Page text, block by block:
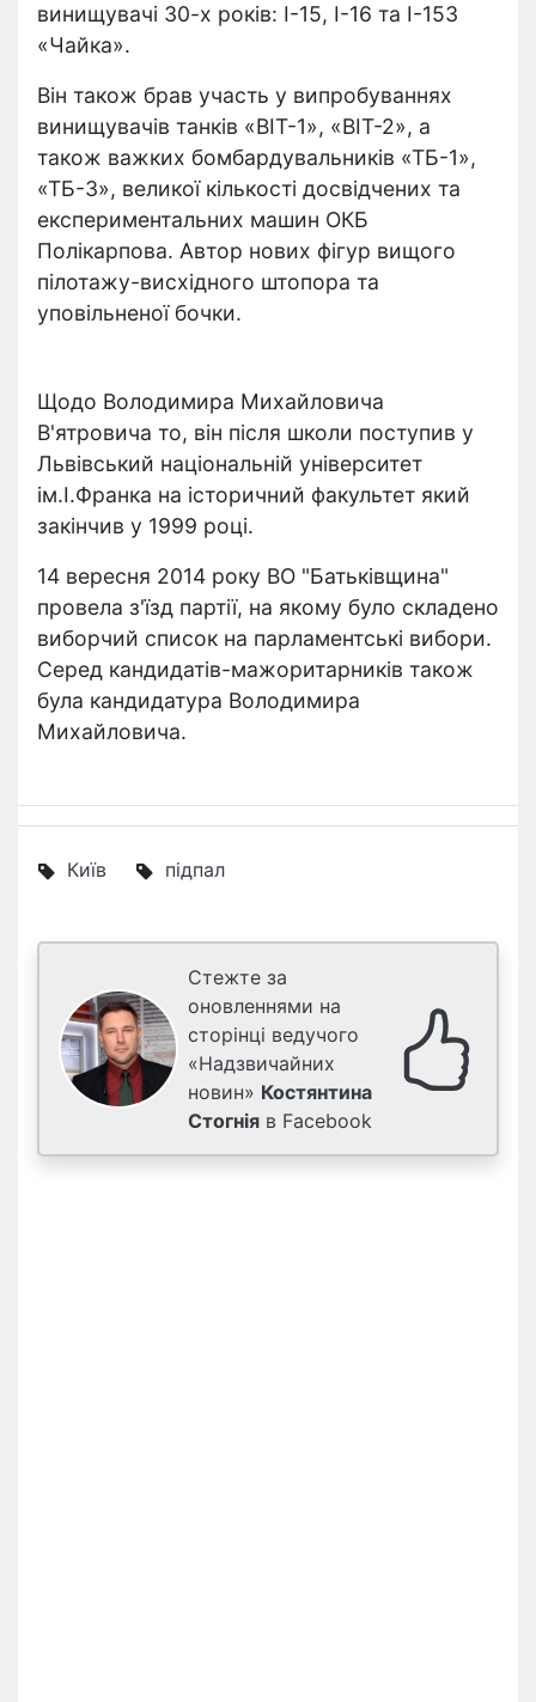
винищувачі 30-х років: І-15, І-16 та І-153
«Чайка».
Він також брав участь у випробуваннях
винищувачів танків «ВІТ-1», «ВІТ-2», а
також важких бомбардувальників «ТБ-1»,
«ТБ-3», великої кількості досвідчених та
експериментальних машин ОКБ
Полікарпова. Автор нових фігур вищого
пілотажу-висхідного штопора та
уповільненої бочки.
Щодо Володимира Михайловича
В'ятровича то, він після школи поступив у
Львівський національній університет
ім.І.Франка на історичний факультет який
закінчив у 1999 році.
14 вересня 2014 року ВО "Батьківщина"
провела з'їзд партії, на якому було складено
виборчий список на парламентські вибори.
Серед кандидатів-мажоритарників також
була кандидатура Володимира
Михайловича.
Київ підпал
Стежте за
оновленнями на
сторінці ведучого
«Надзвичайних
новин» Костянтина
Стогнія в Facebook